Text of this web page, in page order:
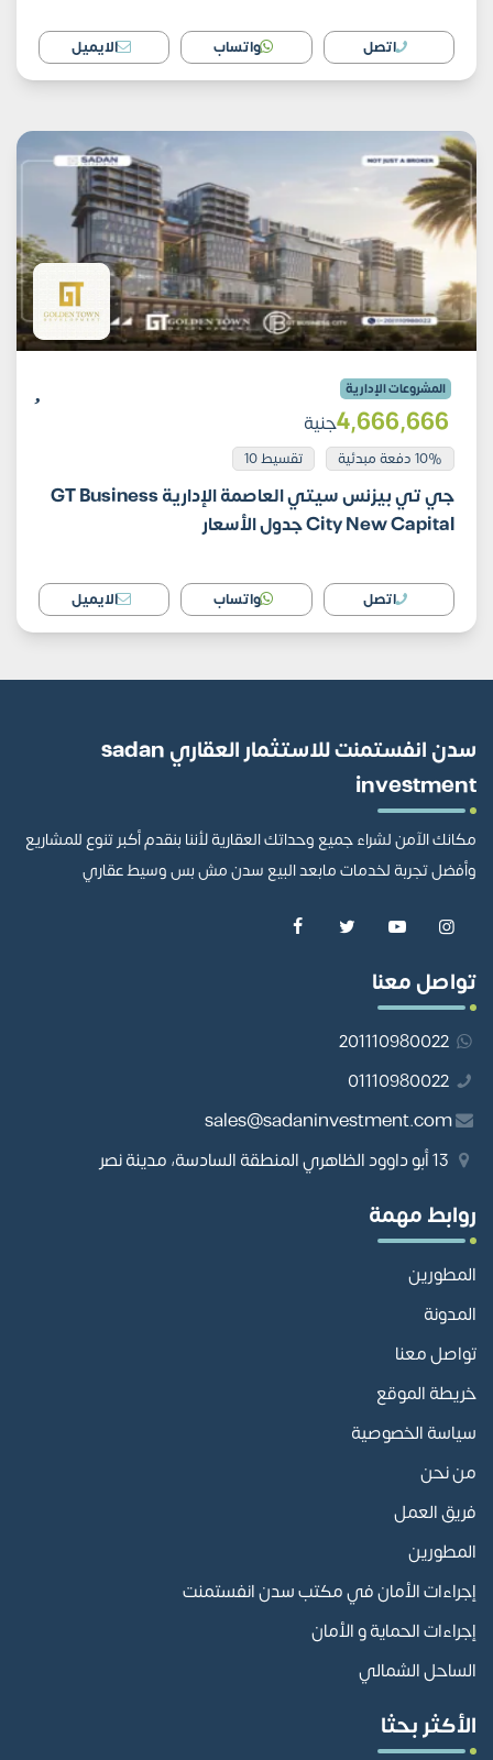
اتصل واتساب الايميل
المشروعات الإدارية
4٬666٬666جنية
10% دفعة مبدئية تقسيط 10
جي تي بيزنس سيتي العاصمة الإدارية GT Business
City New Capital جدول الأسعار
اتصل واتساب الايميل
سدن انفستمنت للاستثمار العقاري sadan
investment
مكانك الآمن لشراء جميع وحداتك العقارية لأننا بنقدم أكبر تنوع للمشاريع
وأفضل تجربة لخدمات مابعد البيع سدن مش بس وسيط عقاري
تواصل معنا
201110980022
01110980022
sales@sadaninvestment.com
روابط مهمة
المطورين
المدونة
تواصل معنا
خريطة الموقع
سياسة الخصوصية
من نحن
فريق العمل
المطورين
إجراءات الأمان في مكتب سدن انفستمنت
إجراءات الحماية و الأمان
الساحل الشمالي
الأكثر بحثا